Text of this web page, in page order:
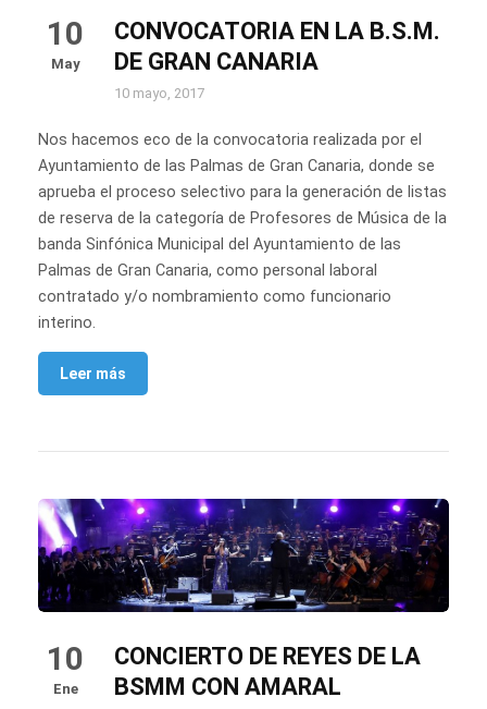
10
May
CONVOCATORIA EN LA B.S.M.
DE GRAN CANARIA
10 mayo, 2017
Nos hacemos eco de la convocatoria realizada por el
Ayuntamiento de las Palmas de Gran Canaria, donde se
aprueba el proceso selectivo para la generación de listas
de reserva de la categoría de Profesores de Música de la
banda Sinfónica Municipal del Ayuntamiento de las
Palmas de Gran Canaria, como personal laboral
contratado y/o nombramiento como funcionario
interino.
Leer más
10
Ene
CONCIERTO DE REYES DE LA
BSMM CON AMARAL